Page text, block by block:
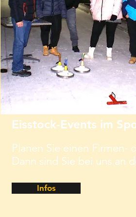
Eisstock-Events im
Planen Sie einen Firmen-
Dann sind Sie bei uns an
Infos